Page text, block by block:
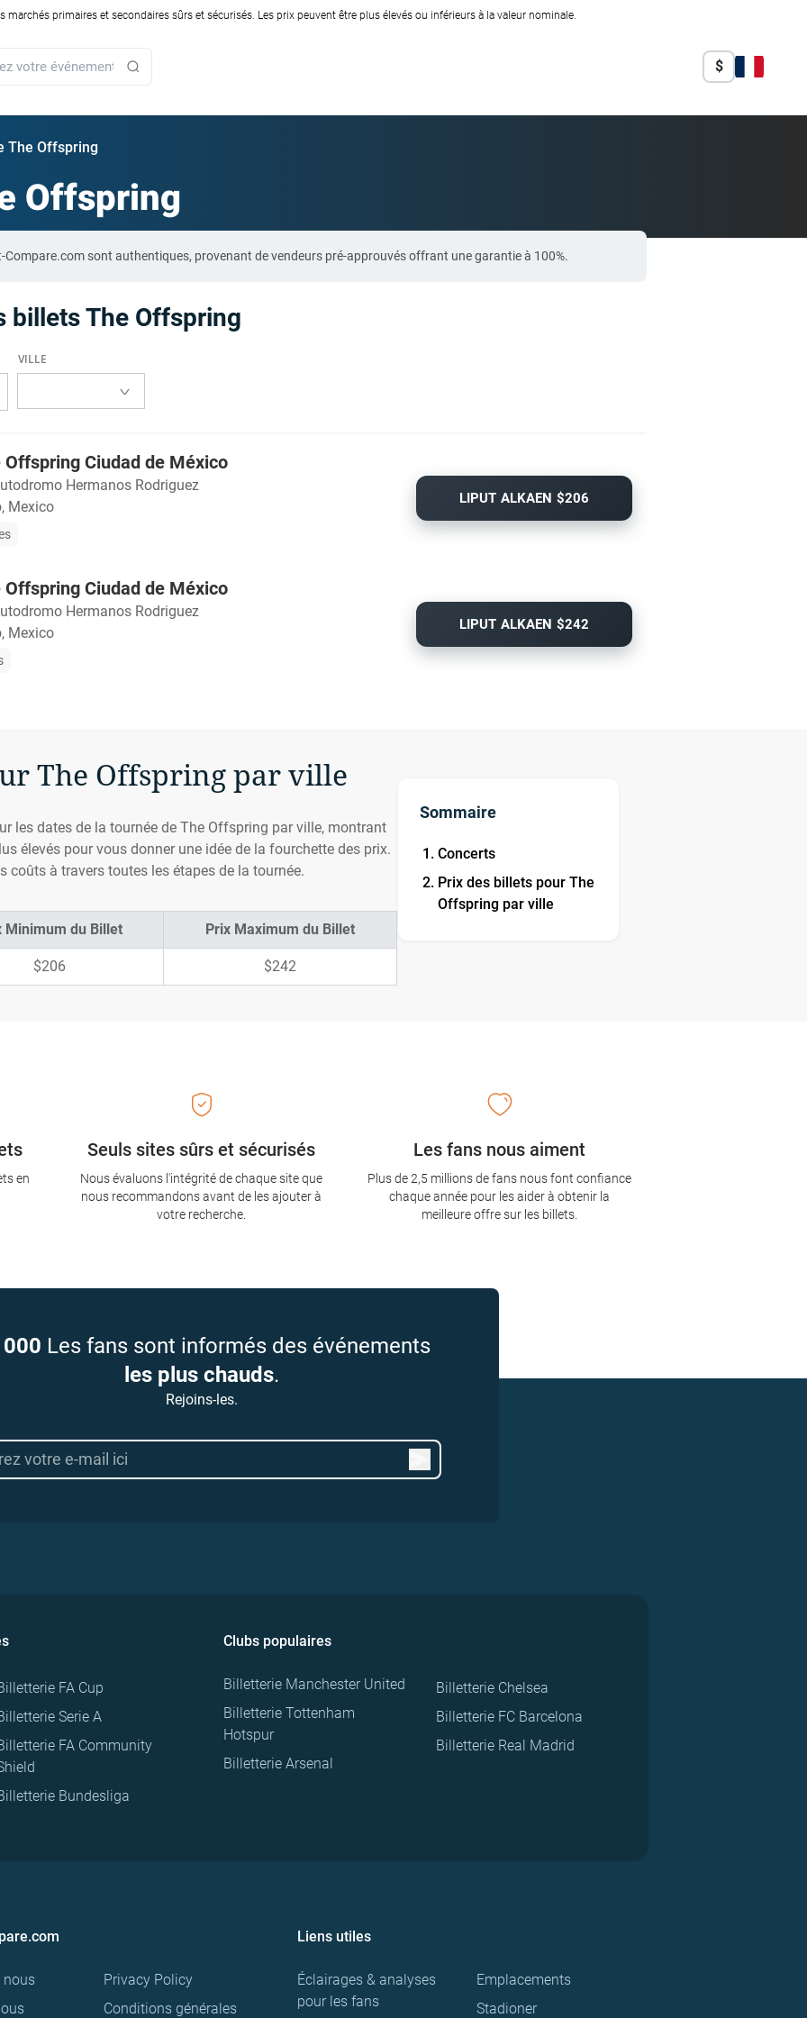
primaires et secondaires sûrs et sécurisés. Les prix peuvent être plus élevés ou inférieurs à la valeur nominale.
$
The Offspring
Offspring
Compare.com sont authentiques, provenant de vendeurs pré-approuvés offrant une garantie à 100%.
billets The Offspring
Ciudad de México
Hermanos Rodriguez
Mexico
LIPUT ALKAEN $206
Ciudad de México
Hermanos Rodriguez
Mexico
LIPUT ALKAEN $242
The Offspring par ville
les dates de la tournée de The Offspring par ville, montrant
élevés pour vous donner une idée de la fourchette des prix.
coûts à travers toutes les étapes de la tournée.
Minimum du Billet Prix Maximum du Billet
$206 $242
Sommaire
Concerts
Prix des billets pour The
Offspring par ville
Seuls sites sûrs et sécurisés
Nous évaluons l'intégrité de chaque site que
nous recommandons avant de les ajouter à
votre recherche.
en
Les fans nous aiment
Plus de 2,5 millions de fans nous font confiance
chaque année pour les aider à obtenir la
meilleure offre sur les billets.
Les fans sont informés des événements
les plus chauds.
Rejoins-les.
FA Cup
Serie A
FA Community
Bundesliga
Clubs populaires
Billetterie Manchester United
Billetterie Tottenham
Hotspur
Billetterie Arsenal
Billetterie Chelsea
Billetterie FC Barcelona
Billetterie Real Madrid
nous
Privacy Policy
Conditions générales
Liens utiles
Éclairages & analyses
pour les fans
Emplacements
Stadioner